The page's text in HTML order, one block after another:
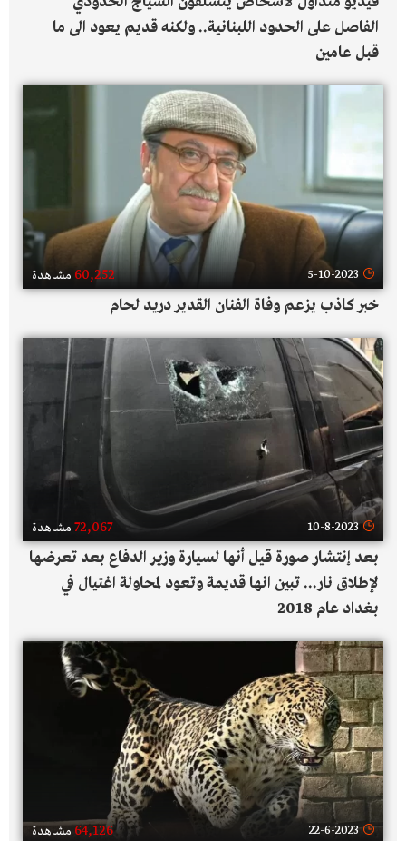
الفاصل على الحدود اللبنانية.. ولكنه قديم يعود الى ما
قبل عامين
5-10-2023
60,252 مشاهدة
خبر كاذب يزعم وفاة الفنان القدير دريد لحام
10-8-2023
72,067 مشاهدة
بعد إنتشار صورة قيل أنها لسيارة وزير الدفاع بعد تعرضها
لإطلاق نار... تبين انها قديمة وتعود لمحاولة اغتيال في
بغداد عام 2018
22-6-2023
64,126 مشاهدة